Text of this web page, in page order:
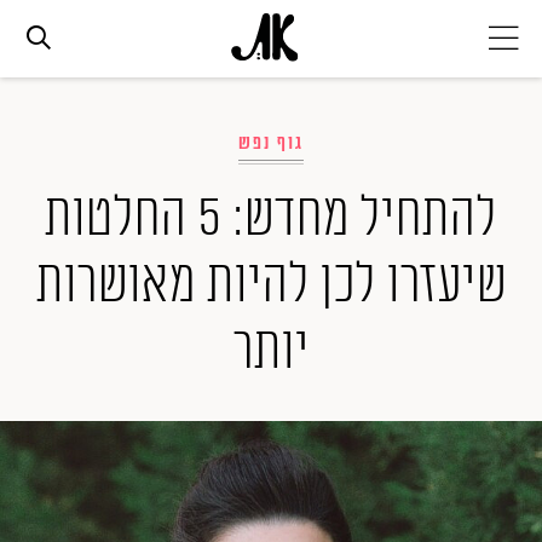
אופנה
ביוטי
סלבס
ערוצים נוספים
המגזין
גוף נפש
להתחיל מחדש: 5 החלטות
שיעזרו לכן להיות מאושרות
יותר